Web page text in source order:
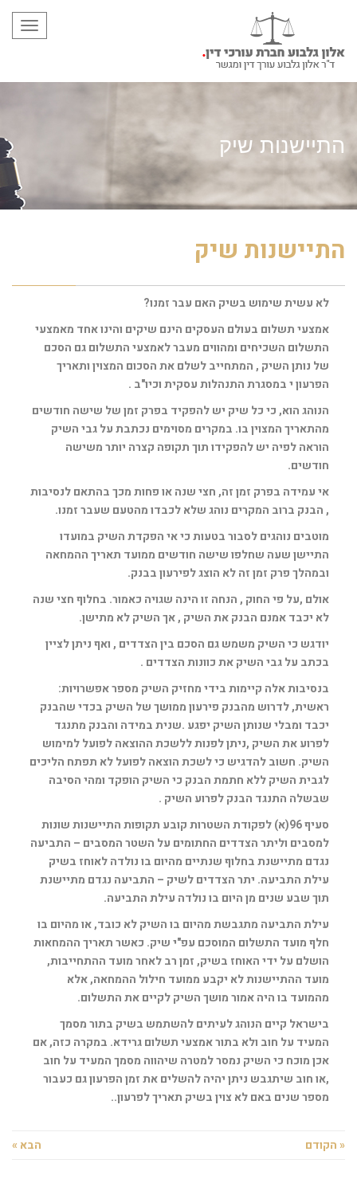
התיישנות שיק
התיישנות שיק
לא עשית שימוש בשיק האם עבר זמנו?
אמצעי תשלום בעולם העסקים הינם שיקים והינו אחד מאמצעי
התשלום השכיחים ומהווים מעבר לאמצעי התשלום גם הסכם
של נותן השיק , המתחייב לשלם את הסכום המצוין ותאריך
הפרעון י במסגרת התנהלות עסקית וכיו"ב .
הנוהג הוא, כי כל שיק יש להפקיד בפרק זמן של שישה חודשים
מהתאריך המצוין בו. במקרים מסוימים נכתבת על גבי השיק
הוראה לפיה יש להפקידו תוך תקופה קצרה יותר משישה
חודשים.
אי עמידה בפרק זמן זה, חצי שנה או פחות מכך בהתאם לנסיבות
, הבנק ברוב המקרים נוהג שלא לכבדו מהטעם שעבר זמנו.
מוטבים נוהגים לסבור בטעות כי אי הפקדת השיק במועדו
התיישן שעה שחלפו שישה חודשים ממועד תאריך ההמחאה
ובמהלך פרק זמן זה לא הוצג לפירעון בבנק.
אולם ,על פי החוק , הנחה זו הינה שגויה כאמור. בחלוף חצי שנה
לא יכבד אמנם הבנק את השיק , אך השיק לא מתישן.
יודגש כי השיק משמש גם הסכם בין הצדדים , ואף ניתן לציין
בכתב על גבי השיק את כוונות הצדדים .
בנסיבות אלה קיימות בידי מחזיק השיק מספר אפשרויות:
ראשית, לדרוש מהבנק פירעון ממושך של השיק בכדי שהבנק
יכבד ומבלי שנותן השיק יפגע .שנית במידה והבנק מתנגד
לפרוע את השיק ,ניתן לפנות ללשכת ההוצאה לפועל למימוש
השיק. חשוב להדגיש כי לשכת הוצאה לפועל לא תפתח הליכים
לגבית השיק ללא חתמת הבנק כי השיק הופקד ומהי הסיבה
שבשלה התנגד הבנק לפרוע השיק .
סעיף 96(א) לפקודת השטרות קובע תקופות התיישנות שונות
למסבים וליתר הצדדים החתומים על השטר המסבים – התביעה
נגדם מתיישנת בחלוף שנתיים מהיום בו נולדה לאוחז בשיק
עילת התביעה. יתר הצדדים לשיק – התביעה נגדם מתיישנת
תוך שבע שנים מן היום בו נולדה עילת התביעה.
עילת התביעה מתגבשת מהיום בו השיק לא כובד, או מהיום בו
חלף מועד התשלום המוסכם עפ"י שיק. כאשר תאריך ההמחאות
הושלם על ידי האוחז בשיק, זמן רב לאחר מועד ההתחייבות,
מועד ההתיישנות לא יקבע ממועד חילול ההמחאה, אלא
מהמועד בו היה אמור מושך השיק לקיים את התשלום.
בישראל קיים הנוהג לעיתים להשתמש בשיק בתור מסמך
המעיד על חוב ולא בתור אמצעי תשלום גרידא. במקרה כזה, אם
אכן מוכח כי השיק נמסר למטרה שיהווה מסמך המעיד על חוב
,או חוב שיתגבש ניתן יהיה להשלים את זמן הפרעון גם כעבור
מספר שנים באם לא צוין בשיק תאריך לפרעון..
« הקודם הבא »